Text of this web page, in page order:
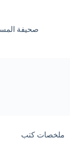
صحيفة
ملخصات كتب